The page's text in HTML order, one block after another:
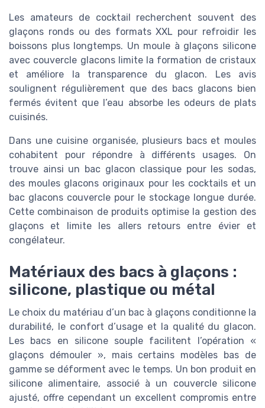
Les amateurs de cocktail recherchent souvent des
glaçons ronds ou des formats XXL pour refroidir les
boissons plus longtemps. Un moule à glaçons silicone
avec couvercle glacons limite la formation de cristaux
et améliore la transparence du glacon. Les avis
soulignent régulièrement que des bacs glacons bien
fermés évitent que l’eau absorbe les odeurs de plats
cuisinés.
Dans une cuisine organisée, plusieurs bacs et moules
cohabitent pour répondre à différents usages. On
trouve ainsi un bac glacon classique pour les sodas,
des moules glacons originaux pour les cocktails et un
bac glacons couvercle pour le stockage longue durée.
Cette combinaison de produits optimise la gestion des
glaçons et limite les allers retours entre évier et
congélateur.
Matériaux des bacs à glaçons :
silicone, plastique ou métal
Le choix du matériau d’un bac à glaçons conditionne la
durabilité, le confort d’usage et la qualité du glacon.
Les bacs en silicone souple facilitent l’opération «
glaçons démouler », mais certains modèles bas de
gamme se déforment avec le temps. Un bon produit en
silicone alimentaire, associé à un couvercle silicone
ajusté, offre cependant un excellent compromis entre